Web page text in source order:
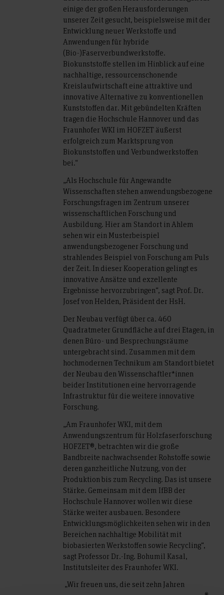
einige der großen Herausforderungen
unserer Zeit gesucht, beispielsweise mit der
Entwicklung neuer Werkstoffe und
Anwendungen für hybride
(Bio-)Faserverbundwerkstoffe.
Biokunststoffe stellen im Hinblick auf eine
nachhaltige, ressourcenschonende
Kreislaufwirtschaft eine attraktive und
innovative Alternative zu konventionellen
Kunststoffen dar. Mit gebündelten Kräften
tragen die Hochschule Hannover und das
Fraunhofer WKI im HOFZET äußerst
erfolgreich zum Marktsprung von
Biokunststoffen und Verbundwerkstoffen
bei.“
„Als Hochschule für Angewandte
Wissenschaften stehen anwendungsbezogene
Forschungsfragen im Zentrum unserer
wissenschaftlichen Forschung und
Ausbildung. Hier am Standort in Ahlem
sehen wir ein Musterbeispiel
anwendungsbezogener Forschung und
strahlendes Beispiel von Forschung am Puls
der Zeit. In dieser Kooperation gelingt es
innovative Ansätze und exzellente
Ergebnisse hervorzubringen“, sagt Prof. Dr.
Josef von Helden, Präsident der HsH.
Der Neubau verfügt über ca. 460
Quadratmeter Grundfläche auf drei Etagen, in
denen Büro- und Besprechungsräume
untergebracht sind. Zusammen mit dem
hochmodernen Technikum am Standort bietet
der Neubau den Wissenschaftler*innen
beider Institutionen eine hervorragende
Infrastruktur für die weitere innovative
Forschung.
„Am Fraunhofer WKI, mit dem
Anwendungszentrum für Holzfaserforschung
HOFZET®, betrachten wir die große
Bandbreite nachwachsender Rohstoffe sowie
deren ganzheitliche Nutzung, von der
Produktion bis zum Recycling. Das ist unsere
Stärke. Gemeinsam mit dem IfBB der
Hochschule Hannover wollen wir diese
Stärke weiter ausbauen. Besondere
Entwicklungsmöglichkeiten sehen wir in den
Bereichen nachhaltige Mobilität mit
biobasierten Werkstoffen sowie Recycling“,
sagt Professor Dr.-Ing. Bohumil Kasal,
Institutsleiter des Fraunhofer WKI.
„Wir freuen uns, die seit zehn Jahren